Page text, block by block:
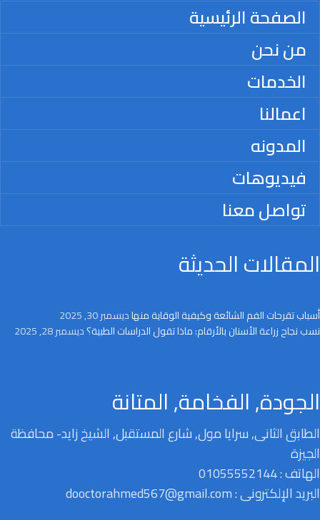
الصفحة الرئيسية
من نحن
الخدمات
اعمالنا
المدونه
فيديوهات
تواصل معنا
المقالات الحديثة
أسباب تقرحات الفم الشائعة وكيفية الوقاية منهاديسمبر 30, 2025
نسب نجاح زراعة الأسنان بالأرقام: ماذا تقول الدراسات الطبية؟ديسمبر 28, 2025
الجودة, الفخامة, المتانة
الطابق الثانى, سرايا مول, شارع المستقبل, الشيخ زايد- محافظة
الجيزة
الهاتف : 01055552144
البريد الإلكترونى : dooctorahmed567@gmail.com